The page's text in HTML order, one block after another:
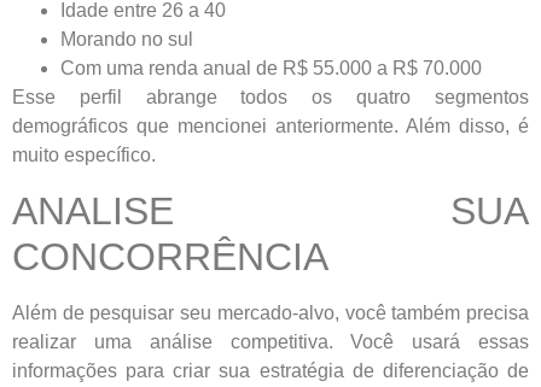
Idade entre 26 a 40
Morando no sul
Com uma renda anual de R$ 55.000 a R$ 70.000
Esse perfil abrange todos os quatro segmentos
demográficos que mencionei anteriormente. Além disso, é
muito específico.
ANALISE SUA
CONCORRÊNCIA
Além de pesquisar seu mercado-alvo, você também precisa
realizar uma análise competitiva. Você usará essas
informações para criar sua estratégia de diferenciação de